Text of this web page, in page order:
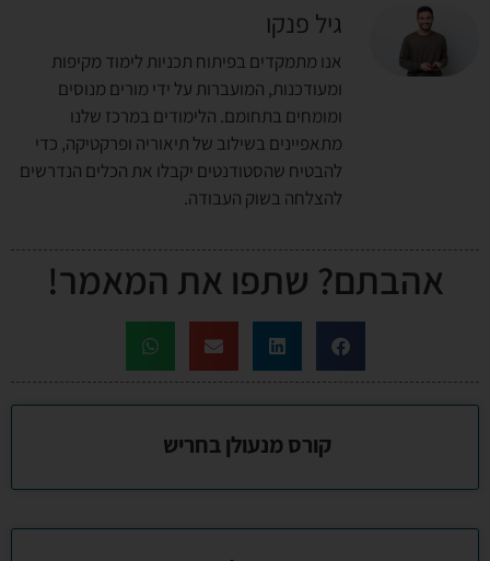
גיל פנקו
אנו מתמקדים בפיתוח תכניות לימוד מקיפות
ומעודכנות, המועברות על ידי מורים מנוסים
ומומחים בתחומם. הלימודים במרכז שלנו
מתאפיינים בשילוב של תיאוריה ופרקטיקה, כדי
להבטיח שהסטודנטים יקבלו את הכלים הנדרשים
להצלחה בשוק העבודה.
אהבתם? שתפו את המאמר!
קורס מנעולן בחריש